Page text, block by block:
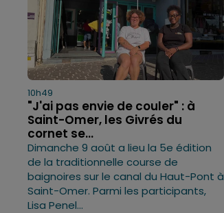
10h49
"J'ai pas envie de couler" : à
Saint-Omer, les Givrés du
cornet se...
Dimanche 9 août a lieu la 5e édition
de la traditionnelle course de
baignoires sur le canal du Haut-Pont à
Saint-Omer. Parmi les participants,
Lisa Penel...